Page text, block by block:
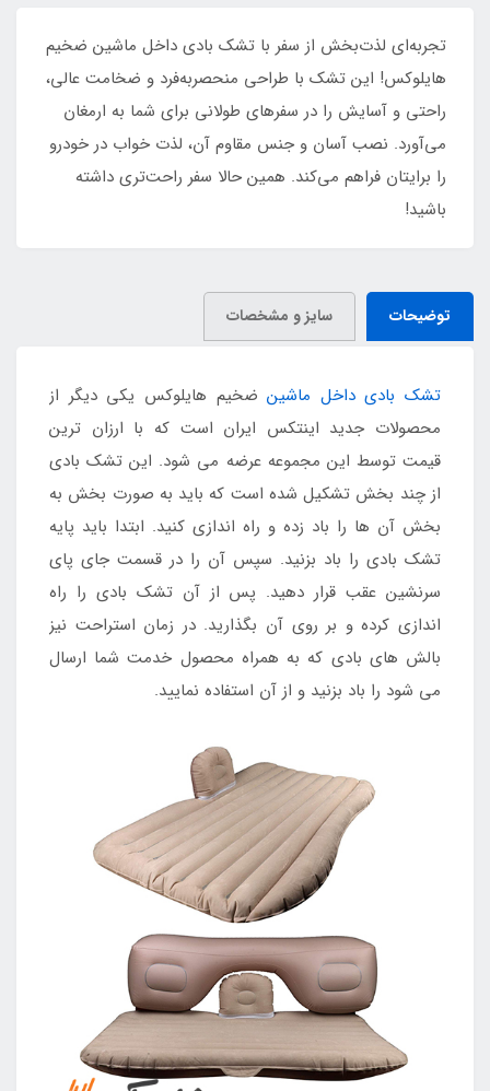
تجربه‌ای لذت‌بخش از سفر با تشک بادی داخل ماشین ضخیم
هایلوکس! این تشک با طراحی منحصربه‌فرد و ضخامت عالی،
راحتی و آسایش را در سفرهای طولانی برای شما به ارمغان
می‌آورد. نصب آسان و جنس مقاوم آن، لذت خواب در خودرو
را برایتان فراهم می‌کند. همین حالا سفر راحت‌تری داشته
باشید!
توضیحات سایز و مشخصات
تشک بادی داخل ماشینضخیم هایلوکس یکی دیگر از
محصولات جدید اینتکس ایران است که با ارزان ترین
قیمت توسط این مجموعه عرضه می شود. این تشک بادی
از چند بخش تشکیل شده است که باید به صورت بخش به
بخش آن ها را باد زده و راه اندازی کنید. ابتدا باید پایه
تشک بادی را باد بزنید. سپس آن را در قسمت جای پای
سرنشین عقب قرار دهید. پس از آن تشک بادی را راه
اندازی کرده و بر روی آن بگذارید. در زمان استراحت نیز
بالش های بادی که به همراه محصول خدمت شما ارسال
می شود را باد بزنید و از آن استفاده نمایید.